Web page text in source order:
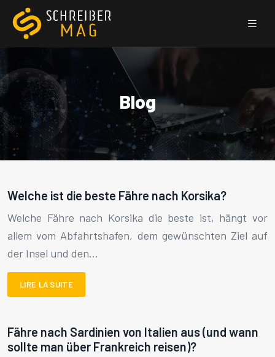
Blog
Welche ist die beste Fähre nach Korsika?
Welche Fähre nach Korsika die beste ist, hängt vor
allem vom Abfahrtshafen, dem gewünschten Ziel auf
der Insel und den…
LIRE LA SUITE
Fähre nach Sardinien von Italien aus (und wann
sollte man über Frankreich reisen)?